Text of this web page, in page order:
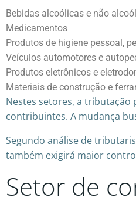
Bebidas alcoólicas e não
Medicamentos
Produtos de higiene pessoal,
Veículos automotores e
Produtos eletrônicos e
Materiais de construção e
Nestes setores, a tributação
contribuintes. A mudança
Segundo análise de
também exigirá maior
Setor de